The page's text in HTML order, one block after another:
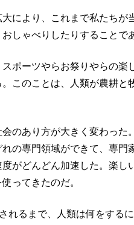
により、これまで私たち
しゃべりしたりすることで
ポーツやらお祭りやらの
このことは、人類が農耕
のあり方が大きく変わっ
の専門領域ができて、専
がどんどん加速した。楽し
ってきたのだ。
れるまで、人類は何をする